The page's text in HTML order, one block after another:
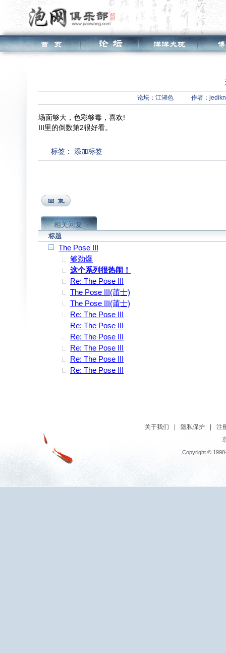
论坛： 江湖色 作者：
场面够大，色彩够毒，喜欢!
III里的倒数第2很好看。
标签： 添加标签
相关回复
标题
The Pose III
够劲爆
这个系列很热闹！
Re: The Pose III
The Pose III(莆士)
The Pose III(莆士)
Re: The Pose III
Re: The Pose III
Re: The Pose III
Re: The Pose III
Re: The Pose III
Re: The Pose III
关于我们 隐私保护
注
Copyright ©